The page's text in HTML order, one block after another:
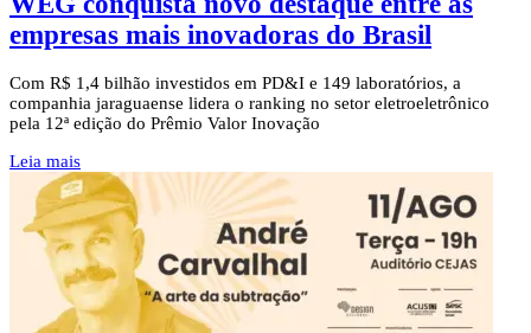
empresas mais inovadoras do Brasil
Com R$ 1,4 bilhão investidos em PD&I e 149 laboratórios, a
companhia jaraguaense lidera o ranking no setor eletroeletrônico
pela 12ª edição do Prêmio Valor Inovação
Leia mais